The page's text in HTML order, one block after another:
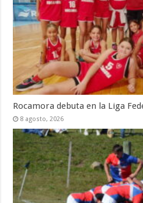
Rocamora debuta en la Liga
8 agosto, 2026